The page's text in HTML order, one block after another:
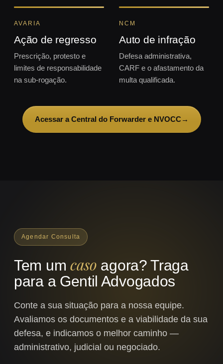
AVARIA
Ação de regresso
Prescrição, protesto e
limites de responsabilidade
na sub-rogação.
NCM
Auto de infração
Defesa administrativa,
CARF e o afastamento da
multa qualificada.
Acessar a Central do Forwarder e NVOCC→
Agendar Consulta
Tem um caso agora? Traga
para a Gentil Advogados
Conte a sua situação para a nossa equipe.
Avaliamos os documentos e a viabilidade da sua
defesa, e indicamos o melhor caminho —
administrativo, judicial ou negociado.